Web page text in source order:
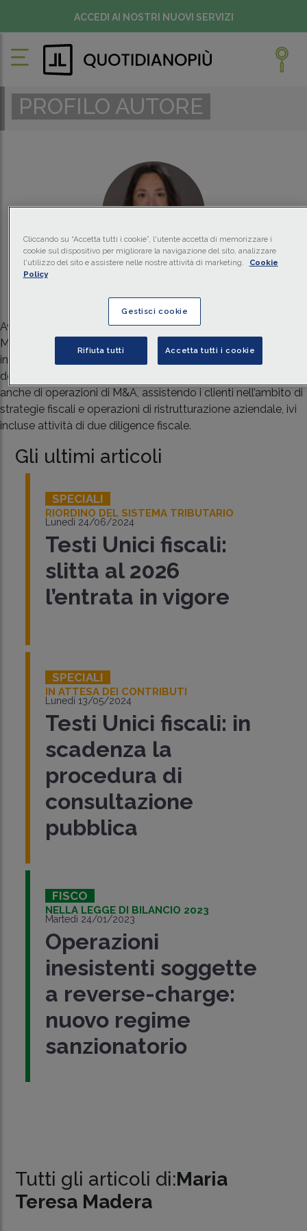
ACCEDI AI NOSTRI NUOVI SERVIZI
PROFILO AUTORE
Avvocato - DLA Piper
Avvocato nel dipartimento Tax dell'Ufficio DLA Piper di
Milano. Si occupa di questioni fiscali in materia di tassazione
indiretta, assistendo i clienti in materia di IVA e di diritto
doganale e nelle procedure di contenzioso fiscale. Si occupa
anche di operazioni di M&A, assistendo i clienti nell’ambito di
strategie fiscali e operazioni di ristrutturazione aziendale, ivi
incluse attività di due diligence fiscale.
Gli ultimi articoli
SPECIALI
RIORDINO DEL SISTEMA TRIBUTARIO
Lunedì 24/06/2024
Testi Unici fiscali:
slitta al 2026
l’entrata in vigore
SPECIALI
IN ATTESA DEI CONTRIBUTI
Lunedì 13/05/2024
Testi Unici fiscali: in
scadenza la
procedura di
consultazione
pubblica
FISCO
NELLA LEGGE DI BILANCIO 2023
Martedì 24/01/2023
Operazioni
inesistenti soggette
a reverse-charge:
nuovo regime
sanzionatorio
Tutti gli articoli di:Maria
Teresa Madera
Cliccando su “Accetta tutti i cookie”, l'utente accetta di memorizzare i
cookie sul dispositivo per migliorare la navigazione del sito, analizzare
l'utilizzo del sito e assistere nelle nostre attività di marketing.
Cookie
Policy
Gestisci cookie
Rifiuta tutti Accetta tutti i cookie